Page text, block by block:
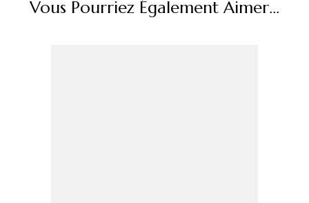
Vous Pourriez Également Aimer...